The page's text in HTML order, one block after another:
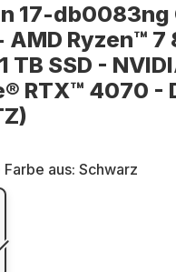
17-
AMD Ryzen™ 7
TB SSD -
RTX™ 4070 -
aus: Schwarz